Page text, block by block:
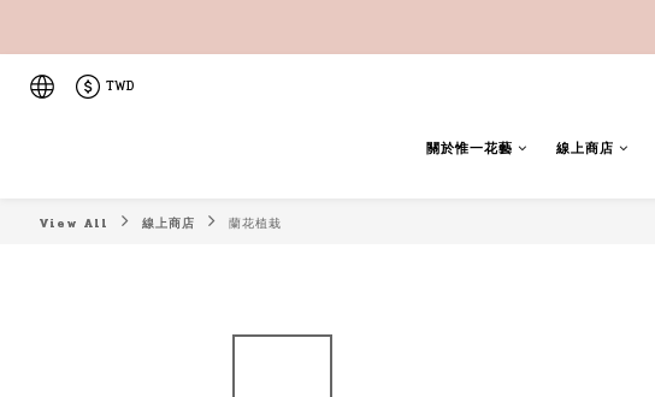
TWD
關於惟一花藝 線上商店
View All 線上商店 蘭花植栽